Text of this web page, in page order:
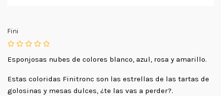
Fini
Esponjosas nubes de colores blanco, azul, rosa y amarillo.
Estas coloridas Finitronc son las estrellas de las tartas de
golosinas y mesas dulces, ¿te las vas a perder?.